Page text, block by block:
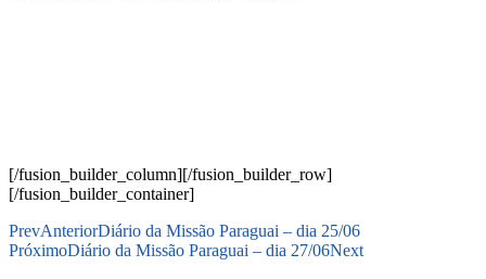
[/fusion_builder_column][/fusion_builder_row]
[/fusion_builder_container]
PrevAnteriorDiário da Missão Paraguai – dia 25/06
PróximoDiário da Missão Paraguai – dia 27/06Next